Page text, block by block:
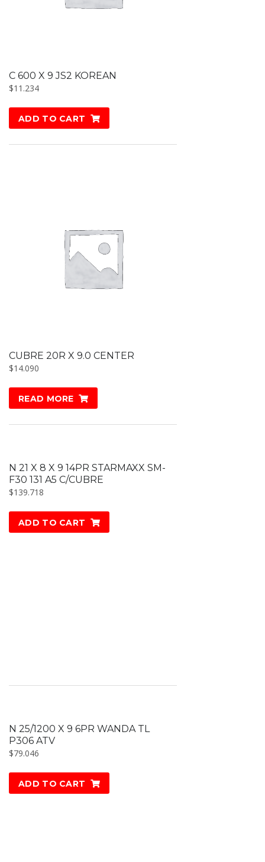
C 600 X 9 JS2 KOREAN
$11.234
ADD TO CART
CUBRE 20R X 9.0 CENTER
$14.090
READ MORE
N 21 X 8 X 9 14PR STARMAXX SM-
F30 131 A5 C/CUBRE
$139.718
ADD TO CART
N 25/1200 X 9 6PR WANDA TL
P306 ATV
$79.046
ADD TO CART